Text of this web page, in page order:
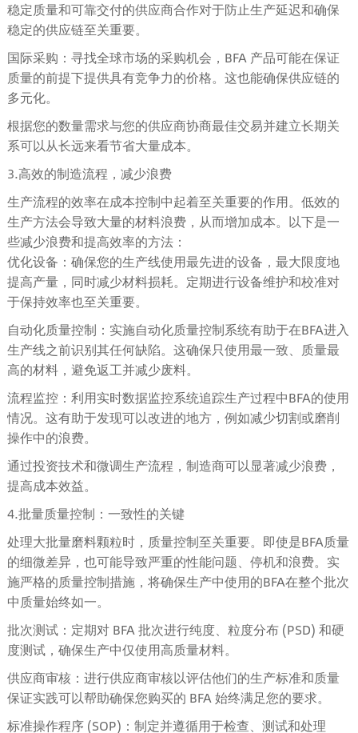
稳定质量和可靠交付的供应商合作对于防止生产延迟和确保
稳定的供应链至关重要。
国际采购：寻找全球市场的采购机会，BFA 产品可能在保证
质量的前提下提供具有竞争力的价格。这也能确保供应链的
多元化。
根据您的数量需求与您的供应商协商最佳交易并建立长期关
系可以从长远来看节省大量成本。
3.高效的制造流程，减少浪费
生产流程的效率在成本控制中起着至关重要的作用。低效的
生产方法会导致大量的材料浪费，从而增加成本。以下是一
些减少浪费和提高效率的方法：
优化设备：确保您的生产线使用最先进的设备，最大限度地
提高产量，同时减少材料损耗。定期进行设备维护和校准对
于保持效率也至关重要。
自动化质量控制：实施自动化质量控制系统有助于在BFA进入
生产线之前识别其任何缺陷。这确保只使用最一致、质量最
高的材料，避免返工并减少废料。
流程监控：利用实时数据监控系统追踪生产过程中BFA的使用
情况。这有助于发现可以改进的地方，例如减少切割或磨削
操作中的浪费。
通过投资技术和微调生产流程，制造商可以显著减少浪费，
提高成本效益。
4.批量质量控制：一致性的关键
处理大批量磨料颗粒时，质量控制至关重要。即使是BFA质量
的细微差异，也可能导致严重的性能问题、停机和浪费。实
施严格的质量控制措施，将确保生产中使用的BFA在整个批次
中质量始终如一。
批次测试：定期对 BFA 批次进行纯度、粒度分布 (PSD) 和硬
度测试，确保生产中仅使用高质量材料。
供应商审核：进行供应商审核以评估他们的生产标准和质量
保证实践可以帮助确保您购买的 BFA 始终满足您的要求。
标准操作程序 (SOP)：制定并遵循用于检查、测试和处理